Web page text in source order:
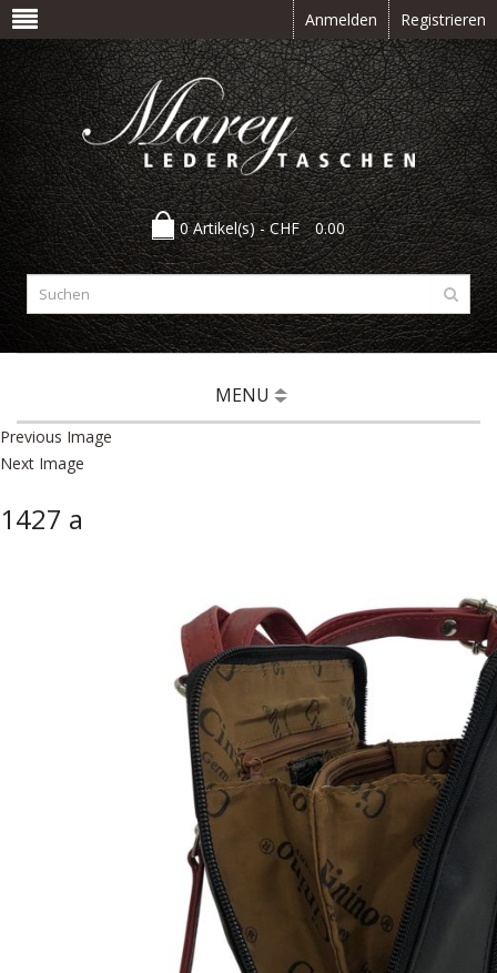
Anmelden Registrieren
0 Artikel(s) -CHF 0.00
MENU
Previous Image
Next Image
1427 a